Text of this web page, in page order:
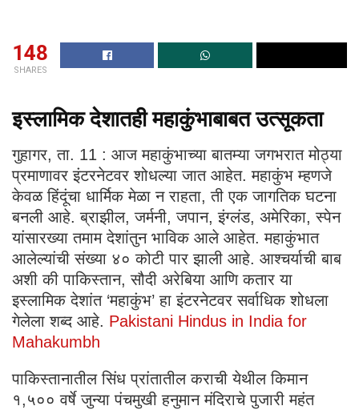
148
SHARES
इस्लामिक देशातही महाकुंभाबाबत उत्सूकता
गुहागर, ता. 11 : आज महाकुंभाच्या बातम्या जगभरात मोठ्या
प्रमाणावर इंटरनेटवर शोधल्या जात आहेत. महाकुंभ म्हणजे
केवळ हिंदूंचा धार्मिक मेळा न राहता, ती एक जागतिक घटना
बनली आहे. ब्राझील, जर्मनी, जपान, इंग्लंड, अमेरिका, स्पेन
यांसारख्या तमाम देशांतुन भाविक आले आहेत. महाकुंभात
आलेल्यांची संख्या ४० कोटी पार झाली आहे. आश्चर्याची बाब
अशी की पाकिस्तान, सौदी अरेबिया आणि कतार या
इस्लामिक देशांत ‘महाकुंभ’ हा इंटरनेटवर सर्वाधिक शोधला
गेलेला शब्द आहे. Pakistani Hindus in India for
Mahakumbh
पाकिस्तानातील सिंध प्रांतातील कराची येथील किमान
१,५०० वर्षे जुन्या पंचमुखी हनुमान मंदिराचे पुजारी महंत